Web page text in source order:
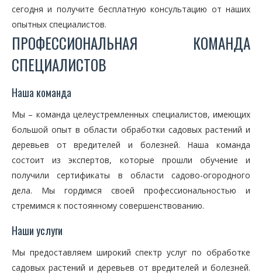
сегодня и получите бесплатную консультацию от наших
опытных специалистов.
ПРОФЕССИОНАЛЬНАЯ КОМАНДА
СПЕЦИАЛИСТОВ
Наша команда
Мы – команда целеустремленных специалистов, имеющих
большой опыт в области обработки садовых растений и
деревьев от вредителей и болезней. Наша команда
состоит из экспертов, которые прошли обучение и
получили сертификаты в области садово-огородного
дела. Мы гордимся своей профессиональностью и
стремимся к постоянному совершенствованию.
Наши услуги
Мы предоставляем широкий спектр услуг по обработке
садовых растений и деревьев от вредителей и болезней.